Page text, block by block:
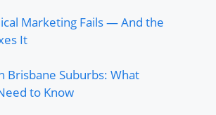
Marketing Fails — And the
It
Brisbane Suburbs: What
to Know